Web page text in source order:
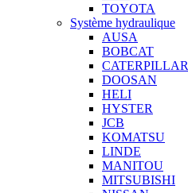
TOYOTA
Système hydraulique
AUSA
BOBCAT
CATERPILLAR
DOOSAN
HELI
HYSTER
JCB
KOMATSU
LINDE
MANITOU
MITSUBISHI